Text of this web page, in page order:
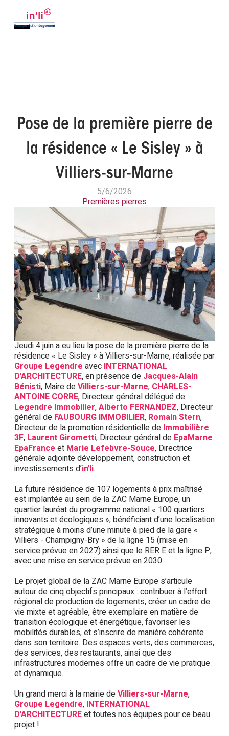
Pose de la première pierre de
la résidence « Le Sisley » à
Villiers-sur-Marne
5/6/2026
Premières pierres
Jeudi 4 juin a eu lieu la pose de la première pierre de la
résidence « Le Sisley » à Villiers-sur-Marne, réalisée par
Groupe Legendre avec INTERNATIONAL
D'ARCHITECTURE, en présence de Jacques-Alain
Bénisti, Maire deVilliers-sur-Marne, CHARLES-
ANTOINE CORRE, Directeur général délégué de
Legendre Immobilier,Alberto FERNANDEZ, Directeur
général de FAUBOURG IMMOBILIER, Romain Stern,
Directeur de la promotion résidentielle de Immobilière
3F, Laurent Girometti, Directeur général de EpaMarne
EpaFrance et Marie Lefebvre-Souce, Directrice
générale adjointe développement, construction et
investissements d’in'li.
La future résidence de 107 logements à prix maîtrisé
est implantée au sein de la ZAC Marne Europe, un
quartier lauréat du programme national « 100 quartiers
innovants et écologiques », bénéficiant d’une localisation
stratégique à moins d’une minute à pied de la gare «
Villiers - Champigny-Bry » de la ligne 15 (mise en
service prévue en 2027) ainsi que le RER E et la ligne P,
avec une mise en service prévue en 2030.
Le projet global de la ZAC Marne Europe s’articule
autour de cinq objectifs principaux : contribuer à l’effort
régional de production de logements, créer un cadre de
vie mixte et agréable, être exemplaire en matière de
transition écologique et énergétique, favoriser les
mobilités durables, et s’inscrire de manière cohérente
dans son territoire. Des espaces verts, des commerces,
des services, des restaurants, ainsi que des
infrastructures modernes offre un cadre de vie pratique
et dynamique.
Un grand merci à la mairie deVilliers-sur-Marne,
Groupe Legendre, INTERNATIONAL
D'ARCHITECTUREet toutes nos équipes pour ce beau
projet !